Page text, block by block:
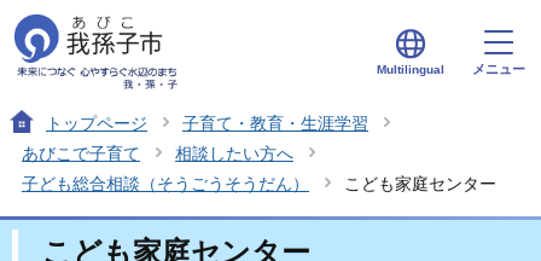
Multilingual メニュー
トップページ
子育て・教育・生涯学習
あびこで子育て
相談したい方へ
子ども総合相談（そうごうそうだん）
こども家庭センター
こども家庭センター